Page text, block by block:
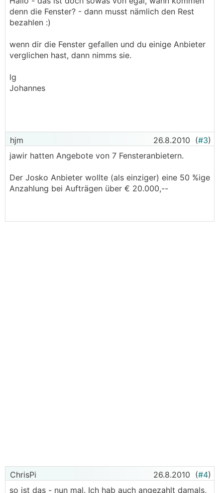
denn die Fenster? - dann musst nämlich den Rest
bezahlen :)
wenn dir die Fenster gefallen und du einige Anbieter
verglichen hast, dann nimms sie.
lg
Johannes
hjm 26.8.2010 (#3)
jawir hatten Angebote von 7 Fensteranbietern.
Der Josko Anbieter wollte (als einziger) eine 50 %ige
Anzahlung bei Aufträgen über € 20.000,--
ChrisPi 26.8.2010 (#4)
so ist das - nun mal. Ich hab auch angezahlt damals,